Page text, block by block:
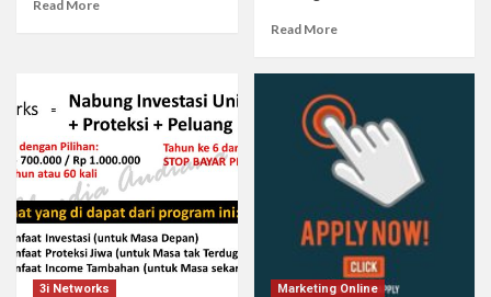
Read More
Read More
3i Networks Marketing Online